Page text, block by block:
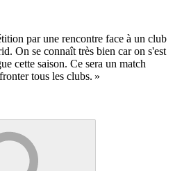
par une rencontre face à un club
On se connaît très bien car on s'est
cette saison. Ce sera un match
tous les clubs. »